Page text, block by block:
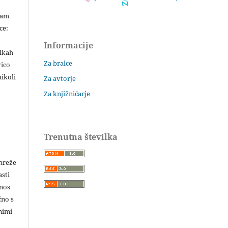
s
Informacije
Za bralce
Za avtorje
Za knjižničarje
Trenutna številka